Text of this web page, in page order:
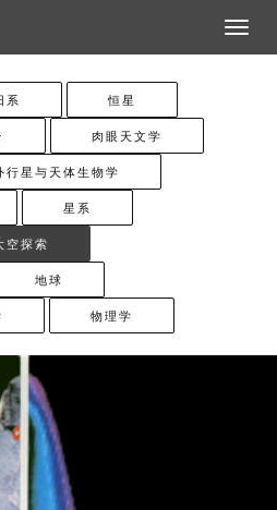
Toggle
系 恒星
肉眼天文学
行星与天体生物学
星系
空探索
地球
物理学